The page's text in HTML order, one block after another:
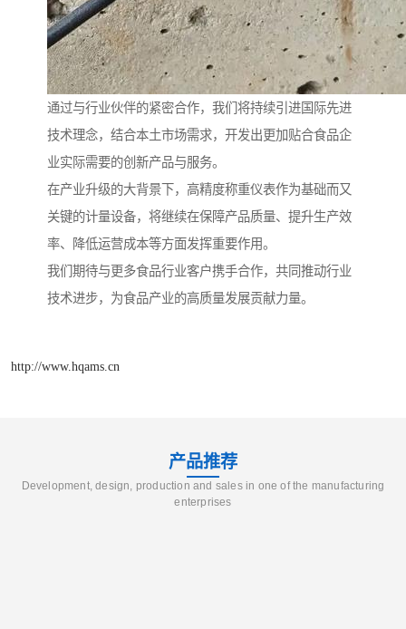
通过与行业伙伴的紧密合作，我们将持续引进国际先进
技术理念，结合本土市场需求，开发出更加贴合食品企
业实际需要的创新产品与服务。
在产业升级的大背景下，高精度称重仪表作为基础而又
关键的计量设备，将继续在保障产品质量、提升生产效
率、降低运营成本等方面发挥重要作用。
我们期待与更多食品行业客户携手合作，共同推动行业
技术进步，为食品产业的高质量发展贡献力量。
http://www.hqams.cn
产品推荐
Development, design, production and sales in one of the manufacturing
enterprises